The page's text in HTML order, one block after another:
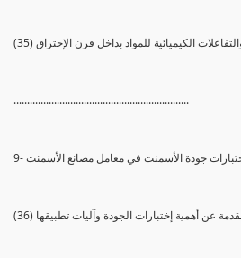
الكيميائية للمواد بداخل فرن الإحتراق
.................................................................
إختبارات جودة الأسمنت في معامل مصانع الأسمنت
مقدمة عن أهمية إختبارات الجودة وآليات تطبيقها